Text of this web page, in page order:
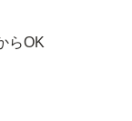
らOK